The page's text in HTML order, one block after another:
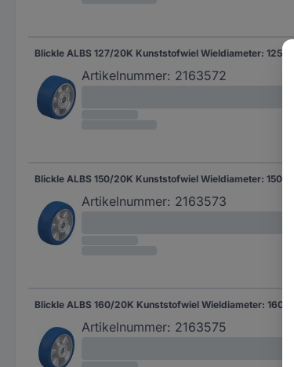
Artikelnummer: 2163572
Artikelnummer: 2163573
Artikelnummer: 2163575